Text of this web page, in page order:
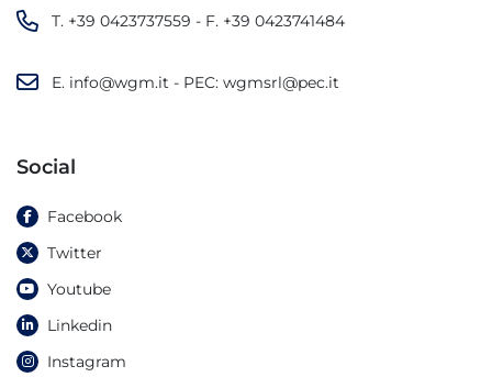
T. +39 0423737559 - F. +39 0423741484
E. info@wgm.it - PEC: wgmsrl@pec.it
Social
Facebook
Twitter
Youtube
Linkedin
Instagram